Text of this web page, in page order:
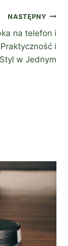
NASTĘPNY
na telefon i
i
Styl w Jednym